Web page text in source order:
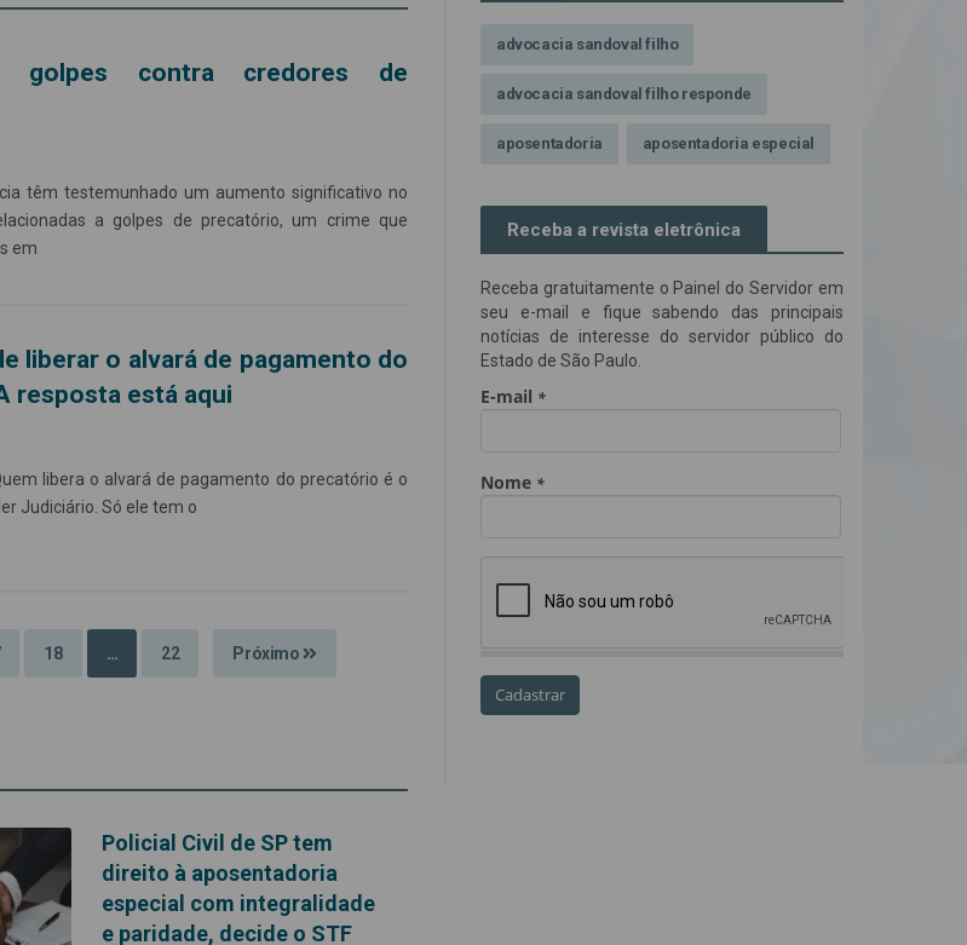
golpes contra credores de
têm testemunhado um aumento significativo no
a golpes de precatório, um crime que
em
liberar o alvará de pagamento do
resposta está aqui
libera o alvará de pagamento do precatório é o
Judiciário. Só ele tem o
18 … 22 Próximo
Policial Civil de SP tem
direito à aposentadoria
especial com integralidade
e paridade, decide o STF
advocacia sandoval filho
advocacia sandoval filho responde
aposentadoria aposentadoria especial
Campanha da OAB SP CNJ
Comissão de Precatórios da OAB SP
credores prioritários
Dia dos Professores
golpe do precatório
golpes a credores
Receba a revista eletrônica
Receba gratuitamente o Painel do Servidor em
seu e-mail e fique sabendo das principais
notícias de interesse do servidor público do
Estado de São Paulo.